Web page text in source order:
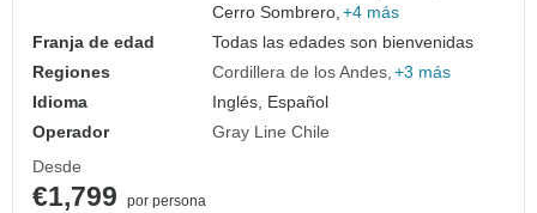
Cerro Sombrero, +4 más
Franja de edad
Todas las edades son bienvenidas
Regiones
Cordillera de los Andes +3 más
Idioma
Inglés, Español
Operador
Gray Line Chile
Desde
€1,799
por persona